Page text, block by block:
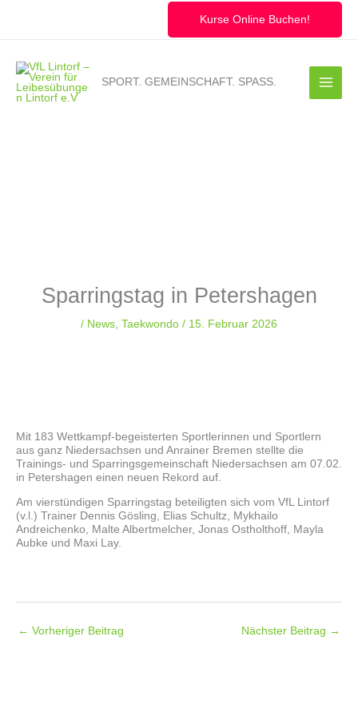
Kurse Online Buchen!
SPORT. GEMEINSCHAFT. SPASS.
Sparringstag in Petershagen
/ News, Taekwondo / 15. Februar 2026
Mit 183 Wettkampf-begeisterten Sportlerinnen und Sportlern
aus ganz Niedersachsen und Anrainer Bremen stellte die
Trainings- und Sparringsgemeinschaft Niedersachsen am 07.02.
in Petershagen einen neuen Rekord auf.
Am vierstündigen Sparringstag beteiligten sich vom VfL Lintorf
(v.l.) Trainer Dennis Gösling, Elias Schultz, Mykhailo
Andreichenko, Malte Albertmelcher, Jonas Ostholthoff, Mayla
Aubke und Maxi Lay.
← Vorheriger Beitrag Nächster Beitrag →